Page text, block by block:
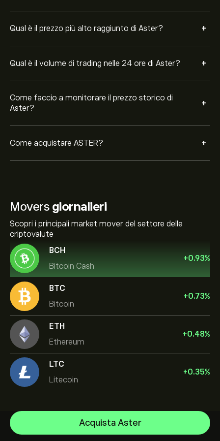
Qual è il prezzo più alto raggiunto di Aster? +
Qual è il volume di trading nelle 24 ore di Aster? +
Come faccio a monitorare il prezzo storico di
Aster?
+
Come acquistare ASTER? +
Movers giornalieri
Scopri i principali market mover del settore delle
criptovalute
BCH
Bitcoin Cash
+0.93%
BTC
Bitcoin
+0.73%
ETH
Ethereum
+0.48%
LTC
Litecoin
+0.35%
Acquista Aster
Bitcoin
Ethereum